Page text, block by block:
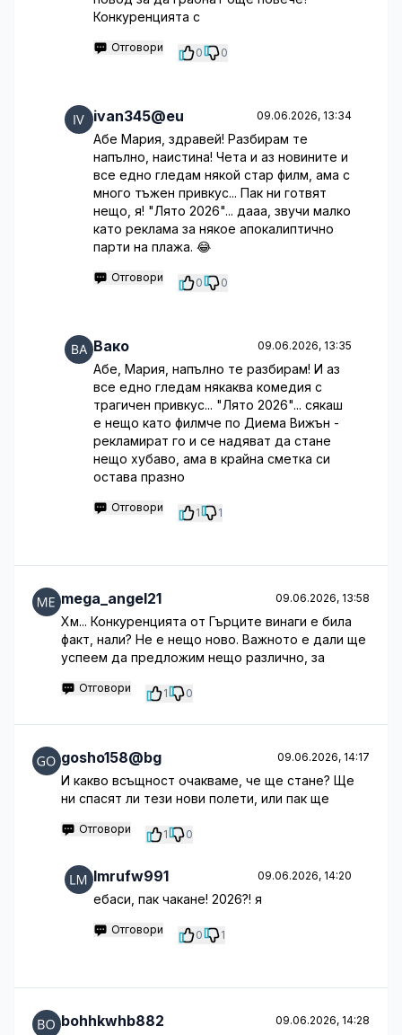
Конкуренцията с
Отговори 0 0
ivan345@eu 09.06.2026, 13:34
Абе Мария, здравей! Разбирам те
напълно, наистина! Чета и аз новините и
все едно гледам някой стар филм, ама с
много тъжен привкус... Пак ни готвят
нещо, я! "Лято 2026"... дааа, звучи малко
като реклама за някое апокалиптично
парти на плажа. 😂
Отговори 0 0
Вако 09.06.2026, 13:35
Абе, Мария, напълно те разбирам! И аз
все едно гледам някаква комедия с
трагичен привкус... "Лято 2026"... сякаш
е нещо като филмче по Диема Вижън -
рекламират го и се надяват да стане
нещо хубаво, ама в крайна сметка си
остава празно
Отговори 1 1
mega_angel21 09.06.2026, 13:58
Хм... Конкуренцията от Гърците винаги е била
факт, нали? Не е нещо ново. Важното е дали ще
успеем да предложим нещо различно, за
Отговори 1 0
gosho158@bg 09.06.2026, 14:17
И какво всъщност очакваме, че ще стане? Ще
ни спасят ли тези нови полети, или пак ще
Отговори 1 0
lmrufw991 09.06.2026, 14:20
ебаси, пак чакане! 2026?! я
Отговори 0 1
bohhkwhb882 09.06.2026, 14:28